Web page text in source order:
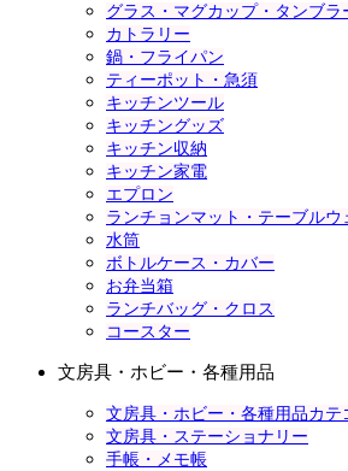
グラス・マグカップ・タンブラ
カトラリー
鍋・フライパン
ティーポット・急須
キッチンツール
キッチングッズ
キッチン収納
キッチン家電
エプロン
ランチョンマット・テーブルウ
水筒
ボトルケース・カバー
お弁当箱
ランチバッグ・クロス
コースター
文房具・ホビー・各種用品
文房具・ホビー・各種用品カテ
文房具・ステーショナリー
手帳・メモ帳